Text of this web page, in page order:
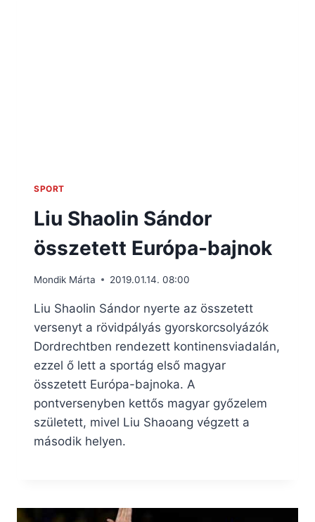
SPORT
Liu Shaolin Sándor
összetett Európa-bajnok
Mondik Márta 2019.01.14. 08:00
Liu Shaolin Sándor nyerte az összetett
versenyt a rövidpályás gyorskorcsolyázók
Dordrechtben rendezett kontinensviadalán,
ezzel ő lett a sportág első magyar
összetett Európa-bajnoka. A
pontversenyben kettős magyar győzelem
született, mivel Liu Shaoang végzett a
második helyen.